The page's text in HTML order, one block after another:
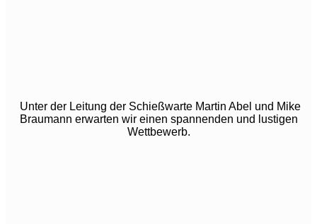
Unter der Leitung der Schießwarte Martin Abel und Mike
Braumann erwarten wir einen spannenden und lustigen
Wettbewerb.